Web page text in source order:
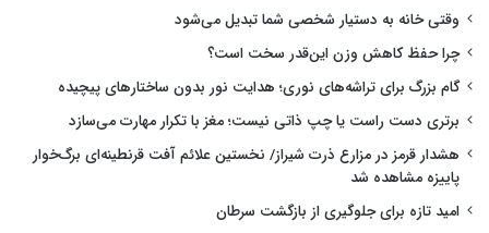
وقتی خانه به دستیار شخصی شما تبدیل می‌شود
چرا حفظ کاهش وزن این‌قدر سخت است؟
گام بزرگ برای تراشه‌های نوری؛ هدایت نور بدون ساختارهای پیچیده
برتری دست راست یا چپ ذاتی نیست؛ مغز با تکرار مهارت می‌سازد
هشدار قرمز در مزارع ذرت شیراز/ نخستین علائم آفت قرنطینه‌ای برگ‌خوار
پاییزه مشاهده شد
امید تازه برای جلوگیری از بازگشت سرطان